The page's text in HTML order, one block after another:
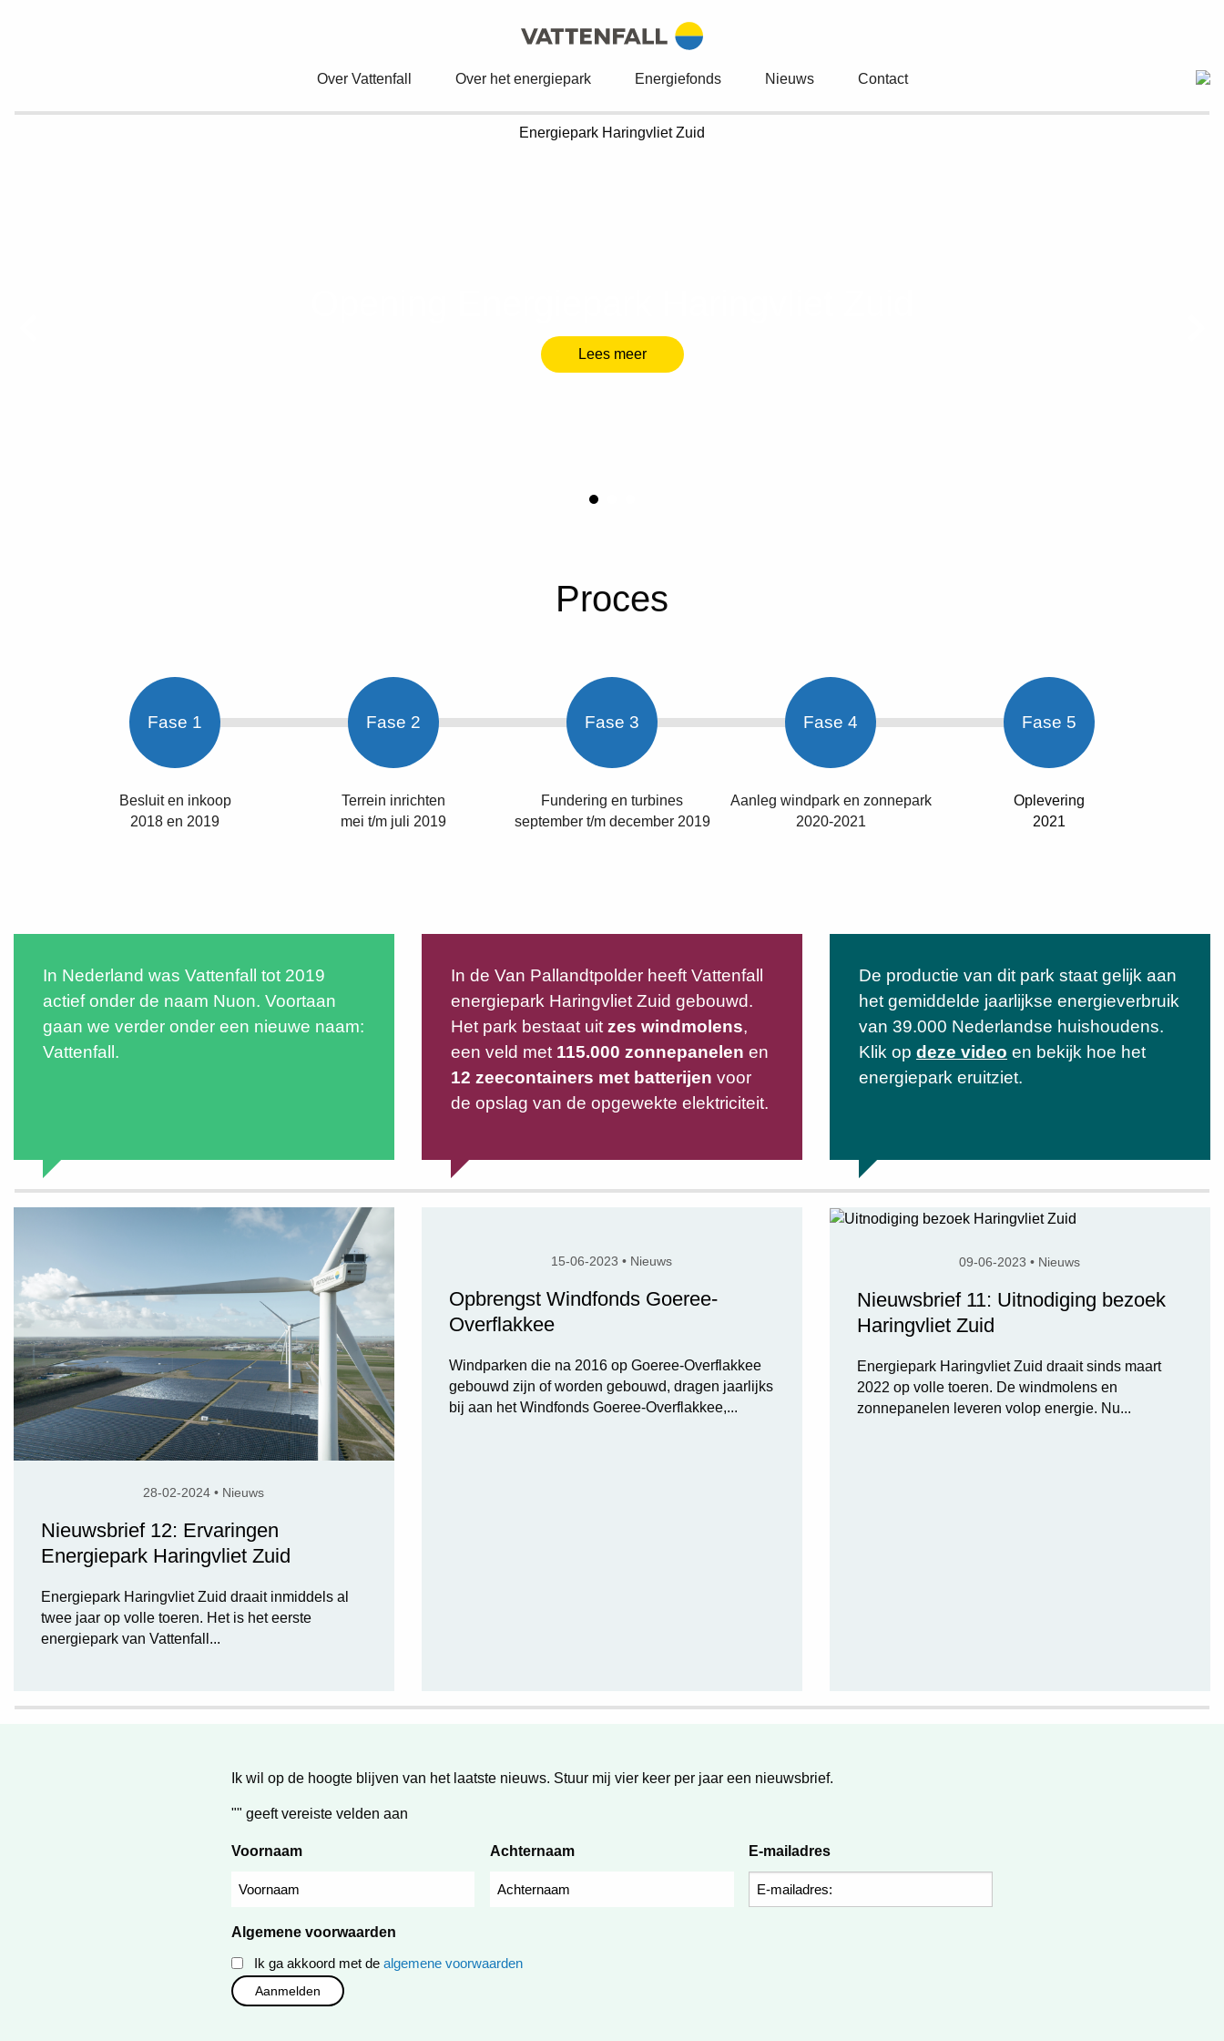
Over Vattenfall Over het energiepark Energiefonds Nieuws Contact
Energiepark Haringvliet Zuid
Lees meer
Proces
Fase 1
Besluit en inkoop
2018 en 2019
Fase 2
Terrein inrichten
mei t/m juli 2019
Fase 3
Fundering en turbines
september t/m december 2019
Fase 4
Aanleg windpark en zonnepark
2020-2021
Fase 5
Oplevering
2021
In Nederland was Vattenfall tot 2019
actief onder de naam Nuon. Voortaan
gaan we verder onder een nieuwe naam:
Vattenfall.
In de Van Pallandtpolder heeft Vattenfall
energiepark Haringvliet Zuid gebouwd.
Het park bestaat uit zes windmolens,
een veld met 115.000 zonnepanelen en
12 zeecontainers met batterijen voor
de opslag van de opgewekte elektriciteit.
De productie van dit park staat gelijk aan
het gemiddelde jaarlijkse energieverbruik
van 39.000 Nederlandse huishoudens.
Klik op deze video en bekijk hoe het
energiepark eruitziet.
28-02-2024 • Nieuws
Nieuwsbrief 12: Ervaringen
Energiepark Haringvliet Zuid
Energiepark Haringvliet Zuid draait inmiddels al
twee jaar op volle toeren. Het is het eerste
energiepark van Vattenfall...
15-06-2023 • Nieuws
Opbrengst Windfonds Goeree-
Overflakkee
Windparken die na 2016 op Goeree-Overflakkee
gebouwd zijn of worden gebouwd, dragen jaarlijks
bij aan het Windfonds Goeree-Overflakkee,...
09-06-2023 • Nieuws
Nieuwsbrief 11: Uitnodiging bezoek
Haringvliet Zuid
Energiepark Haringvliet Zuid draait sinds maart
2022 op volle toeren. De windmolens en
zonnepanelen leveren volop energie. Nu...
Ik wil op de hoogte blijven van het laatste nieuws. Stuur mij vier keer per jaar een nieuwsbrief.
"" geeft vereiste velden aan
Voornaam Achternaam E-mailadres
Algemene voorwaarden
Ik ga akkoord met de algemene voorwaarden